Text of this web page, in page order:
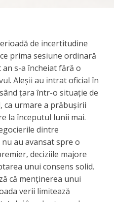
de incertitudine
prima sesiune ordinară
s-a încheiat fără o
Aleșii au intrat oficial în
țara într-o situație de
ca urmare a prăbușirii
la începutul lunii mai.
dintre
au avansat spre o
deciziile majore
unui consens solid.
că menținerea unui
verii limitează